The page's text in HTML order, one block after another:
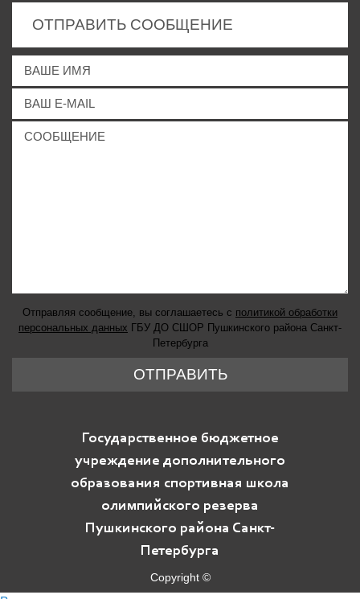
ОТПРАВИТЬ СООБЩЕНИЕ
Отправляя сообщение, вы соглашаетесь с политикой обработки
персональных данных ГБУ ДО СШОР Пушкинского района Санкт-
Петербурга
ОТПРАВИТЬ
Государственное бюджетное
учреждение дополнительного
образования спортивная школа
олимпийского резерва
Пушкинского района Санкт-
Петербурга
Copyright ©